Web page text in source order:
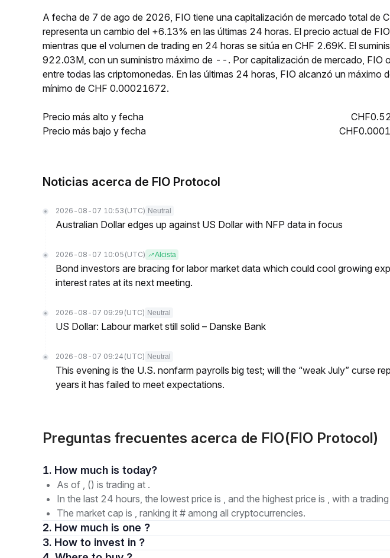
A fecha de 7 de ago de 2026, FIO tiene una capitalización de mercado total de
representa un cambio del +6.13% en las últimas 24 horas. El precio actual de
mientras que el volumen de trading en 24 horas se sitúa en CHF 2.69K. El
922.03M, con un suministro máximo de --. Por capitalización de mercado, FIO
entre todas las criptomonedas. En las últimas 24 horas, FIO alcanzó un
mínimo de CHF 0.00021672.
Precio más alto y fecha
Precio más bajo y fecha
Noticias acerca de FIO Protocol
2026-08-07 10:53 (UTC) Neutral
Australian Dollar edges up against US Dollar with NFP data in focus
2026-08-07 10:05 (UTC) Alcista
Bond investors are bracing for labor market data which could cool growing
interest rates at its next meeting.
2026-08-07 09:29 (UTC) Neutral
US Dollar: Labour market still solid – Danske Bank
2026-08-07 09:24 (UTC) Neutral
This evening is the U.S. nonfarm payrolls big test; will the “weak July” curse
years it has failed to meet expectations.
Preguntas frecuentes acerca de FIO(FIO Protocol)
1. How much is today?
As of , () is trading at .
In the last 24 hours, the lowest price is , and the highest price is , with a
The market cap is , ranking it # among all cryptocurrencies.
2. How much is one ?
3. How to invest in ?